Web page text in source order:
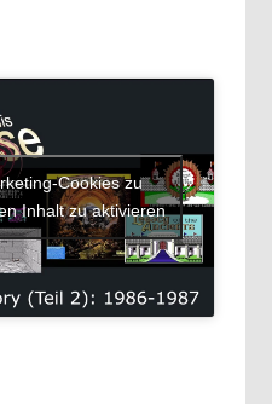
Cookies zu
Inhalt zu aktivieren